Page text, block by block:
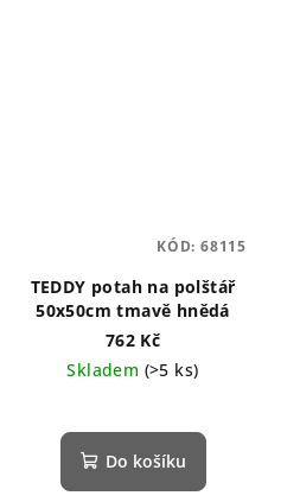
TEDDY potah na polštář
50x50cm tmavě hnědá
762 Kč
Skladem (>5 ks)
Do košíku
KÓD: 68115